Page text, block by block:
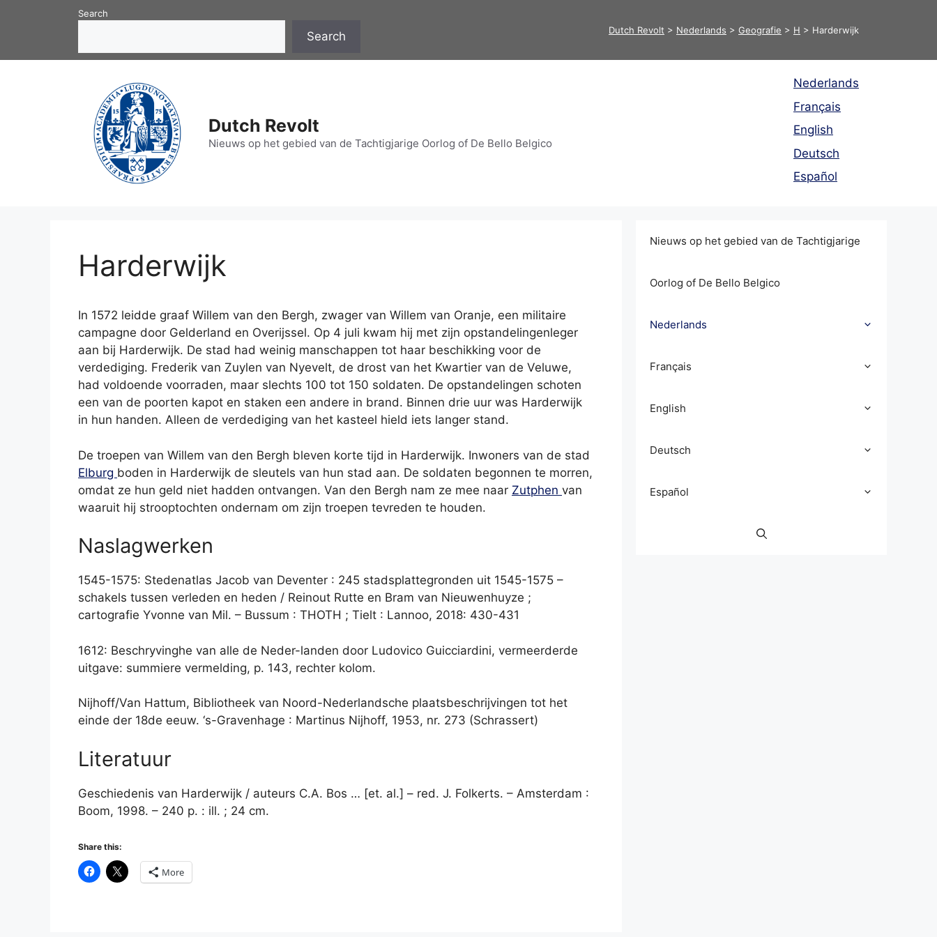
Dutch Revolt > Nederlands > Geografie > H > Harderwijk
Search
Search
Dutch Revolt
Nieuws op het gebied van de Tachtigjarige Oorlog of De Bello Belgico
Nederlands
Français
English
Deutsch
Español
Harderwijk
In 1572 leidde graaf Willem van den Bergh, zwager van Willem van Oranje, een militaire
campagne door Gelderland en Overijssel. Op 4 juli kwam hij met zijn opstandelingenleger
aan bij Harderwijk. De stad had weinig manschappen tot haar beschikking voor de
verdediging. Frederik van Zuylen van Nyevelt, de drost van het Kwartier van de Veluwe,
had voldoende voorraden, maar slechts 100 tot 150 soldaten. De opstandelingen schoten
een van de poorten kapot en staken een andere in brand. Binnen drie uur was Harderwijk
in hun handen. Alleen de verdediging van het kasteel hield iets langer stand.
De troepen van Willem van den Bergh bleven korte tijd in Harderwijk. Inwoners van de stad
Elburg boden in Harderwijk de sleutels van hun stad aan. De soldaten begonnen te morren,
omdat ze hun geld niet hadden ontvangen. Van den Bergh nam ze mee naar Zutphen van
waaruit hij strooptochten ondernam om zijn troepen tevreden te houden.
Naslagwerken
1545-1575: Stedenatlas Jacob van Deventer : 245 stadsplattegronden uit 1545-1575 –
schakels tussen verleden en heden / Reinout Rutte en Bram van Nieuwenhuyze ;
cartografie Yvonne van Mil. – Bussum : THOTH ; Tielt : Lannoo, 2018: 430-431
1612: Beschryvinghe van alle de Neder-landen door Ludovico Guicciardini, vermeerderde
uitgave: summiere vermelding, p. 143, rechter kolom.
Nijhoff/Van Hattum, Bibliotheek van Noord-Nederlandsche plaatsbeschrijvingen tot het
einde der 18de eeuw. ‘s-Gravenhage : Martinus Nijhoff, 1953, nr. 273 (Schrassert)
Literatuur
Geschiedenis van Harderwijk / auteurs C.A. Bos … [et. al.] – red. J. Folkerts. – Amsterdam :
Boom, 1998. – 240 p. : ill. ; 24 cm.
Share this:
More
Nieuws op het gebied van de Tachtigjarige
Oorlog of De Bello Belgico
Nederlands
Français
English
Deutsch
Español